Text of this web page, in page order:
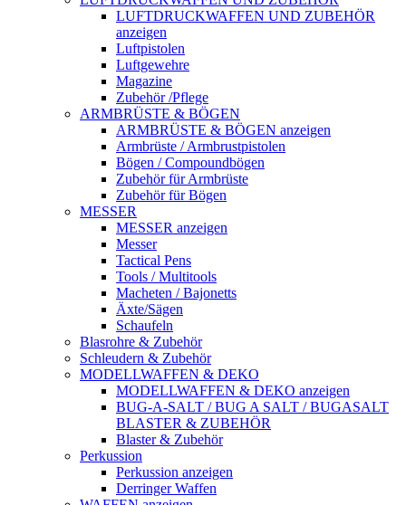
LUFTDRUCKWAFFEN UND ZUBEHÖR
anzeigen
Luftpistolen
Luftgewehre
Magazine
Zubehör /Pflege
ARMBRÜSTE & BÖGEN
ARMBRÜSTE & BÖGEN anzeigen
Armbrüste / Armbrustpistolen
Bögen / Compoundbögen
Zubehör für Armbrüste
Zubehör für Bögen
MESSER
MESSER anzeigen
Messer
Tactical Pens
Tools / Multitools
Macheten / Bajonetts
Äxte/Sägen
Schaufeln
Blasrohre & Zubehör
Schleudern & Zubehör
MODELLWAFFEN & DEKO
MODELLWAFFEN & DEKO anzeigen
BUG-A-SALT / BUG A SALT / BUGASALT
BLASTER & ZUBEHÖR
Blaster & Zubehör
Perkussion
Perkussion anzeigen
Derringer Waffen